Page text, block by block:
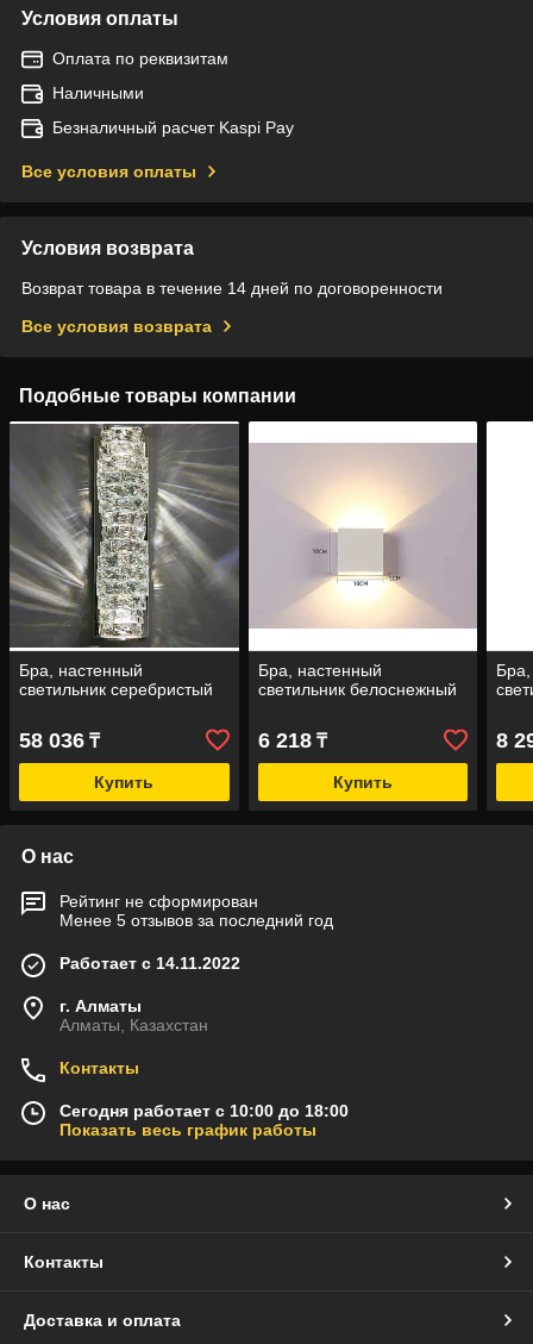
Условия оплаты
Оплата по реквизитам
Наличными
Безналичный расчет Kaspi Pay
Все условия оплаты
Условия возврата
Возврат товара в течение 14 дней по договоренности
Все условия возврата
Подобные товары компании
Бра, настенный
светильник серебристый
58 036 ₸
Купить
Бра, настенный
светильник белоснежный
6 218₸
Купить
8
О нас
Рейтинг не сформирован
Менее 5 отзывов за последний год
Работает с 14.11.2022
г. Алматы
Алматы, Казахстан
Контакты
Сегодня работает с 10:00 до 18:00
Показать весь график работы
О нас
Контакты
Доставка и оплата